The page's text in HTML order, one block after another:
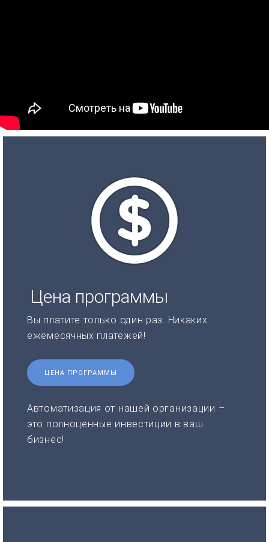
Цена программы
Вы платите только один раз. Никаких
ежемесячных платежей!
ЦЕНА ПРОГРАММЫ
Автоматизация от нашей организации –
это полноценные инвестиции в ваш
бизнес!